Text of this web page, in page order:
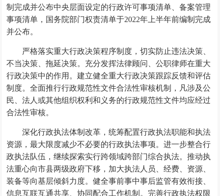
制完成并公布中央层面设定的行政许可事项清单、备案管理
事项清单，国务院部门权责清单于2022年上半年前编制完成
并公布。
严格落实重大行政决策程序制度，切实防止违法决策、
不当决策、拖延决策。充分发挥法律顾问、公职律师在重大
行政决策中的作用。建立健全重大行政决策跟踪反馈和评估
制度。全面推行行政规范性文件合法性审核机制，凡涉及公
民、法人或其他组织权利和义务的行政规范性文件均应经过
合法性审核。
深化行政执法体制改革，统筹配置行政执法职能和执法
资源，最大限度减少不必要的行政执法事项。进一步整合行
政执法队伍，继续探索实行跨领域跨部门综合执法。推动执
法重心向市县两级政府下移，加大执法人员、经费、资源、
装备等向基层倾斜力度。健全事前事中事后监管有效衔接、
信息互联互通共享、协同配合工作机制。完善行政执法权限